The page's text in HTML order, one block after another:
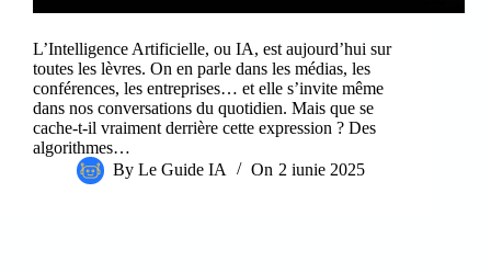
L’Intelligence Artificielle, ou IA, est aujourd’hui sur
toutes les lèvres. On en parle dans les médias, les
conférences, les entreprises… et elle s’invite même
dans nos conversations du quotidien. Mais que se
cache-t-il vraiment derrière cette expression ? Des
algorithmes…
By Le Guide IA On 2 iunie 2025